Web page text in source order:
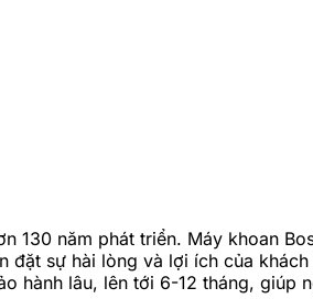
130 năm phát triển. Máy khoan
đặt sự hài lòng và lợi ích của
hành lâu, lên tới 6-12 tháng, giúp